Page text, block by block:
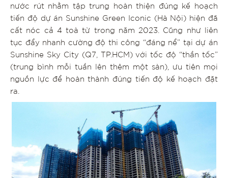
nước rút nhằm tập trung hoàn thiện đúng kế hoạch
tiến độ dự án Sunshine Green Iconic (Hà Nội) hiện đã
cất nóc cả 4 toà từ trong năm 2023. Cũng như liên
tục đẩy nhanh cường độ thi công “đáng nể” tại dự án
Sunshine Sky City (Q7, TP.HCM) với tốc độ “thần tốc”
(trung bình mỗi tuần lên thêm một sàn), ưu tiên mọi
nguồn lực để hoàn thành đúng tiến độ kế hoạch đặt
ra.